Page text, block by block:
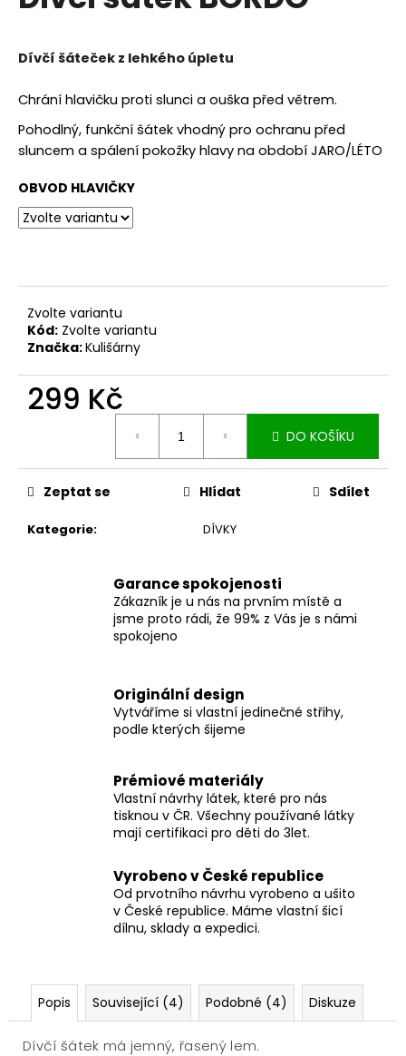
5
Dívčí šáteček z lehkého úpletu
Chrání hlavičku proti slunci a ouška před větrem.
Pohodlný, funkční šátek vhodný pro ochranu před
sluncem a spálení pokožky hlavy na období JARO/LÉTO
OBVOD HLAVIČKY
Zvolte variantu
Kód: Zvolte variantu
Značka:Kulišárny
299 Kč
DO KOŠÍKU
Kategorie: DÍVKY
Zeptat se Hlídat Sdílet
Garance spokojenosti
Zákazník je u nás na prvním místě a
jsme proto rádi, že 99% z Vás je s námi
spokojeno
Originální design
Vytváříme si vlastní jedinečné střihy,
podle kterých šijeme
Prémiové materiály
Vlastní návrhy látek, které pro nás
tisknou v ČR. Všechny používané látky
mají certifikaci pro děti do 3let.
Vyrobeno v České republice
Od prvotního návrhu vyrobeno a ušito
v České republice. Máme vlastní šicí
dílnu, sklady a expedici.
Popis Související (4) Podobné (4) Diskuze
Dívčí šátek má jemný, řasený lem.
j
í
t
?
D
o
p
o
r
u
e
m